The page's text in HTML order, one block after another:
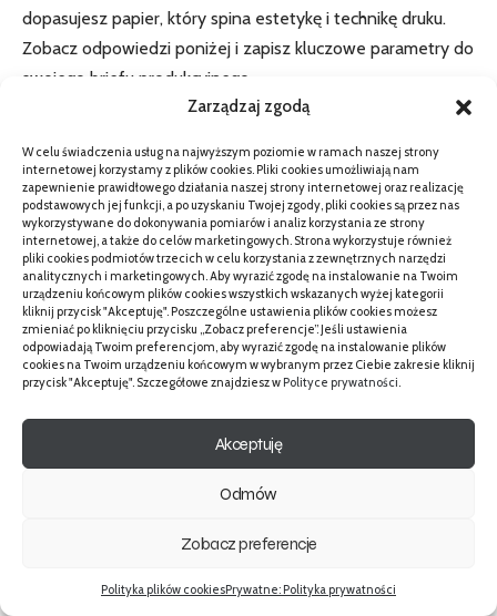
Zarządzaj zgodą
W celu świadczenia usług na najwyższym poziomie w ramach naszej strony
internetowej korzystamy z plików cookies. Pliki cookies umożliwiają nam
zapewnienie prawidłowego działania naszej strony internetowej oraz realizację
podstawowych jej funkcji, a po uzyskaniu Twojej zgody, pliki cookies są przez nas
wykorzystywane do dokonywania pomiarów i analiz korzystania ze strony
internetowej, a także do celów marketingowych. Strona wykorzystuje również
pliki cookies podmiotów trzecich w celu korzystania z zewnętrznych narzędzi
analitycznych i marketingowych. Aby wyrazić zgodę na instalowanie na Twoim
urządzeniu końcowym plików cookies wszystkich wskazanych wyżej kategorii
kliknij przycisk "Akceptuję". Poszczególne ustawienia plików cookies możesz
zmieniać po kliknięciu przycisku „Zobacz preferencje”. Jeśli ustawienia
odpowiadają Twoim preferencjom, aby wyrazić zgodę na instalowanie plików
cookies na Twoim urządzeniu końcowym w wybranym przez Ciebie zakresie kliknij
przycisk "Akceptuję". Szczegółowe znajdziesz w Polityce prywatności.
Akceptuję
Odmów
Zobacz preferencje
Polityka plików cookiesPrywatne: Polityka prywatności
dopasujesz papier, który spina estetykę i technikę druku.
Zobacz odpowiedzi poniżej i zapisz kluczowe parametry do
swojego briefu produkcyjnego.
zaproszeń?
Wybierz 250–300 g/m² dla pojedynczej karty i 240–280
g/m² dla zestawów. Wyższa gramatura podnosi prestiż, ale
bywa trudniejsza dla domowych podajników. Jeśli planujesz
tłoczenie, rozważ 280–350 g/m². Test bigowania wskaże,
czy włókna nie pękają. Dla lekkich kopert i niższych kosztów
wysyłki trzymaj wagę kompletu w ryzach. Zrób próbę druku
na docelowej gramaturze i oceń ostrość, przebijanie oraz
czas schnięcia.
utrwalenia. Atrament wymaga dłuższego schnięcia i profilu